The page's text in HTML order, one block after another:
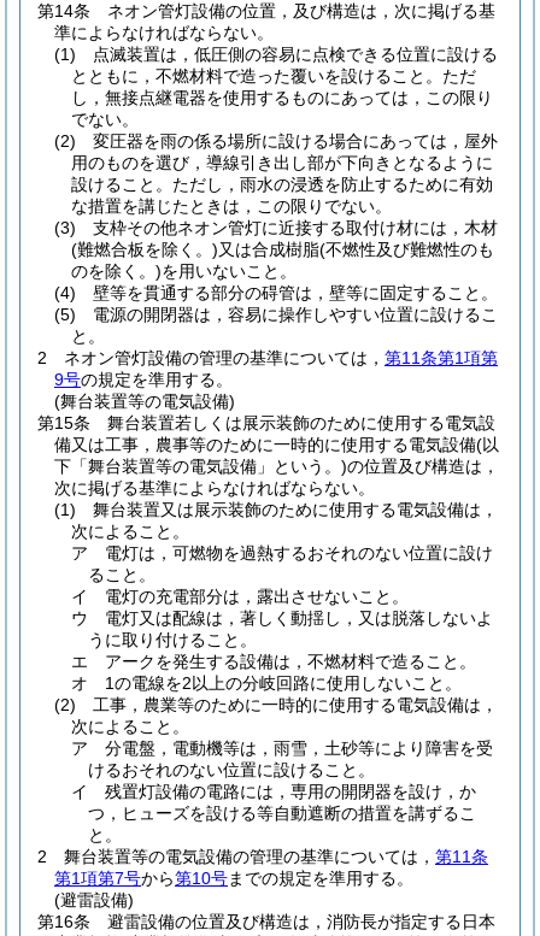
第14条
ネオン管灯設備の位置，及び構造は，次に掲げる基
準によらなければならない。
(1)
点滅装置は，低圧側の容易に点検できる位置に設ける
とともに，不燃材料で造った覆いを設けること。 ただ
し，無接点継電器を使用するものにあっては，この限り
でない。
(2)
変圧器を雨の係る場所に設ける場合にあっては，屋外
用のものを選び，導線引き出し部が下向きとなるように
設けること。 ただし，雨水の浸透を防止するために有効
な措置を講じたときは，この限りでない。
(3)
支枠その他ネオン管灯に近接する取付け材には，木材
(難燃合板を除く。)又は合成樹脂(不燃性及び難燃性のも
のを除く。)を用いないこと。
(4)
壁等を貫通する部分の碍管は，壁等に固定すること。
(5)
電源の開閉器は，容易に操作しやすい位置に設けるこ
と。
2
ネオン管灯設備の管理の基準については， 第11条第1項第
9号の規定を準用する。
(舞台装置等の電気設備)
第15条
舞台装置若しくは展示装飾のために使用する電気設
備又は工事，農事等のために一時的に使用する電気設備(以
下「舞台装置等の電気設備」という。)の位置及び構造は，
次に掲げる基準によらなければならない。
(1)
舞台装置又は展示装飾のために使用する電気設備は，
次によること。
ア
電灯は，可燃物を過熱するおそれのない位置に設け
ること。
イ
電灯の充電部分は，露出させないこと。
ウ
電灯又は配線は，著しく動揺し，又は脱落しないよ
うに取り付けること。
エ
アークを発生する設備は，不燃材料で造ること。
オ
1の電線を2以上の分岐回路に使用しないこと。
(2)
工事，農業等のために一時的に使用する電気設備は，
次によること。
ア
分電盤，電動機等は，雨雪，土砂等により障害を受
けるおそれのない位置に設けること。
イ
残置灯設備の電路には，専用の開閉器を設け，か
つ，ヒューズを設ける等自動遮断の措置を講ずるこ
と。
2
舞台装置等の電気設備の管理の基準については， 第11条
第1項第7号から第10号までの規定を準用する。
(避雷設備)
第16条
避雷設備の位置及び構造は，消防長が指定する日本